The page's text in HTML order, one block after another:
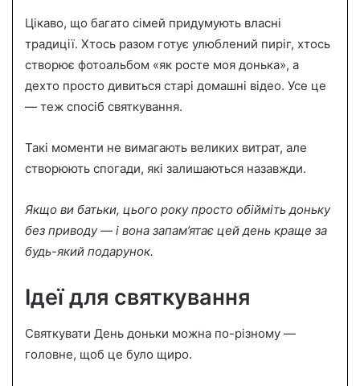
Цікаво, що багато сімей придумують власні
традиції. Хтось разом готує улюблений пиріг, хтось
створює фотоальбом «як росте моя донька», а
дехто просто дивиться старі домашні відео. Усе це
— теж спосіб святкування.
Такі моменти не вимагають великих витрат, але
створюють спогади, які залишаються назавжди.
Якщо ви батьки, цього року просто обійміть доньку
без приводу — і вона запам’ятає цей день краще за
будь-який подарунок.
Ідеї для святкування
Святкувати День доньки можна по-різному —
головне, щоб це було щиро.